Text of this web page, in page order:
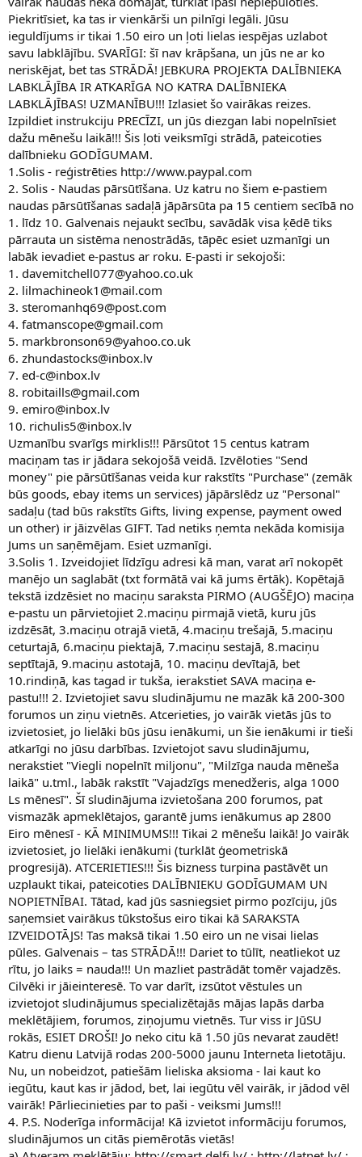
Piekritīsiet, ka tas ir vienkārši un pilnīgi legāli. Jūsu
ieguldījums ir tikai 1.50 eiro un ļoti lielas iespējas uzlabot
savu labklājību. SVARĪGI: šī nav krāpšana, un jūs ne ar ko
neriskējat, bet tas STRĀDĀ! JEBKURA PROJEKTA DALĪBNIEKA
LABKLĀJĪBA IR ATKARĪGA NO KATRA DALĪBNIEKA
LABKLĀJĪBAS! UZMANĪBU!!! Izlasiet šo vairākas reizes.
Izpildiet instrukciju PRECĪZI, un jūs diezgan labi nopelnīsiet
dažu mēnešu laikā!!! Šis ļoti veiksmīgi strādā, pateicoties
dalībnieku GODĪGUMAM.
1.Solis - reģistrēties http://www.paypal.com
2. Solis - Naudas pārsūtīšana. Uz katru no šiem e-pastiem
naudas pārsūtīšanas sadaļā jāpārsūta pa 15 centiem secībā no
1. līdz 10. Galvenais nejaukt secību, savādāk visa ķēdē tiks
pārrauta un sistēma nenostrādās, tāpēc esiet uzmanīgi un
labāk ievadiet e-pastus ar roku. E-pasti ir sekojoši:
1. davemitchell077@yahoo.co.uk
2. lilmachineok1@mail.com
3. steromanhq69@post.com
4. fatmanscope@gmail.com
5. markbronson69@yahoo.co.uk
6. zhundastocks@inbox.lv
7. ed-c@inbox.lv
8. robitaills@gmail.com
9. emiro@inbox.lv
10. richulis5@inbox.lv
Uzmanību svarīgs mirklis!!! Pārsūtot 15 centus katram
maciņam tas ir jādara sekojošā veidā. Izvēloties "Send
money" pie pārsūtīšanas veida kur rakstīts "Purchase" (zemāk
būs goods, ebay items un services) jāpārslēdz uz "Personal"
sadaļu (tad būs rakstīts Gifts, living expense, payment owed
un other) ir jāizvēlas GIFT. Tad netiks ņemta nekāda komisija
Jums un saņēmējam. Esiet uzmanīgi.
3.Solis 1. Izveidojiet līdzīgu adresi kā man, varat arī nokopēt
manējo un saglabāt (txt formātā vai kā jums ērtāk). Kopētajā
tekstā izdzēsiet no maciņu saraksta PIRMO (AUGŠĒJO) maciņa
e-pastu un pārvietojiet 2.maciņu pirmajā vietā, kuru jūs
izdzēsāt, 3.maciņu otrajā vietā, 4.maciņu trešajā, 5.maciņu
ceturtajā, 6.maciņu piektajā, 7.maciņu sestajā, 8.maciņu
septītajā, 9.maciņu astotajā, 10. maciņu devītajā, bet
10.rindiņā, kas tagad ir tukša, ierakstiet SAVA maciņa e-
pastu!!! 2. Izvietojiet savu sludinājumu ne mazāk kā 200-300
forumos un ziņu vietnēs. Atcerieties, jo vairāk vietās jūs to
izvietosiet, jo lielāki būs jūsu ienākumi, un šie ienākumi ir tieši
atkarīgi no jūsu darbības. Izvietojot savu sludinājumu,
nerakstiet "Viegli nopelnīt miljonu", "Milzīga nauda mēneša
laikā" u.tml., labāk rakstīt "Vajadzīgs menedžeris, alga 1000
Ls mēnesī". Šī sludinājuma izvietošana 200 forumos, pat
vismazāk apmeklētajos, garantē jums ienākumus ap 2800
Eiro mēnesī - KĀ MINIMUMS!!! Tikai 2 mēnešu laikā! Jo vairāk
izvietosiet, jo lielāki ienākumi (turklāt ģeometriskā
progresijā). ATCERIETIES!!! Šis bizness turpina pastāvēt un
uzplaukt tikai, pateicoties DALĪBNIEKU GODĪGUMAM UN
NOPIETNĪBAI. Tātad, kad jūs sasniegsiet pirmo pozīciju, jūs
saņemsiet vairākus tūkstošus eiro tikai kā SARAKSTA
IZVEIDOTĀJS! Tas maksā tikai 1.50 eiro un ne visai lielas
pūles. Galvenais – tas STRĀDĀ!!! Dariet to tūlīt, neatliekot uz
rītu, jo laiks = nauda!!! Un mazliet pastrādāt tomēr vajadzēs.
Cilvēki ir jāieinteresē. To var darīt, izsūtot vēstules un
izvietojot sludinājumus specializētajās mājas lapās darba
meklētājiem, forumos, ziņojumu vietnēs. Tur viss ir JūSU
rokās, ESIET DROŠI! Jo neko citu kā 1.50 jūs nevarat zaudēt!
Katru dienu Latvijā rodas 200-5000 jaunu Interneta lietotāju.
Nu, un nobeidzot, patiešām lieliska aksioma - lai kaut ko
iegūtu, kaut kas ir jādod, bet, lai iegūtu vēl vairāk, ir jādod vēl
vairāk! Pārliecinieties par to paši - veiksmi Jums!!!
4. P.S. Noderīga informācija! Kā izvietot informāciju forumos,
sludinājumos un citās piemērotās vietās!